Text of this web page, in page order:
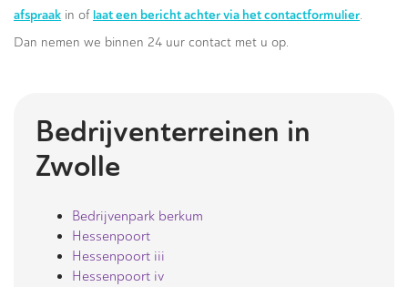
afspraak in of laat een bericht achter via het contactformulier.
Dan nemen we binnen 24 uur contact met u op.
Bedrijventerreinen in
Zwolle
Bedrijvenpark berkum
Hessenpoort
Hessenpoort iii
Hessenpoort iv